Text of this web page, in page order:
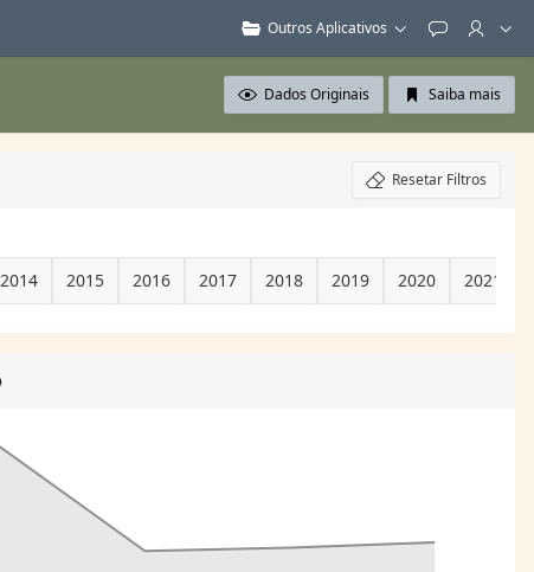
Outros Aplicativos Feedback
Dados Originais Saiba mais
Resetar Filtros
2014 2015 2016 2017 2018 2019 2020 2021